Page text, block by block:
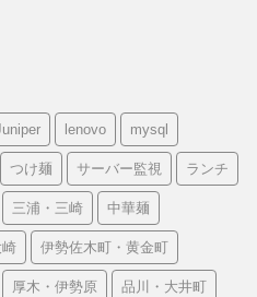
lenovo mysql
つけ麺 サーバー監視 ランチ
三浦・三崎 中華麺
伊勢佐木町・黄金町
厚木・伊勢原 品川・大井町